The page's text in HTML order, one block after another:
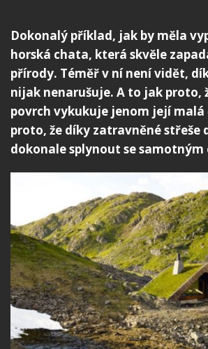
Dokonalý příklad, jak by měla
horská chata, která skvěle
přírody. Téměř v ní není vidět,
nijak nenarušuje. A to jak proto,
povrch vykukuje jenom její malá
proto, že díky zatravněné střeše
dokonale splynout se samotným